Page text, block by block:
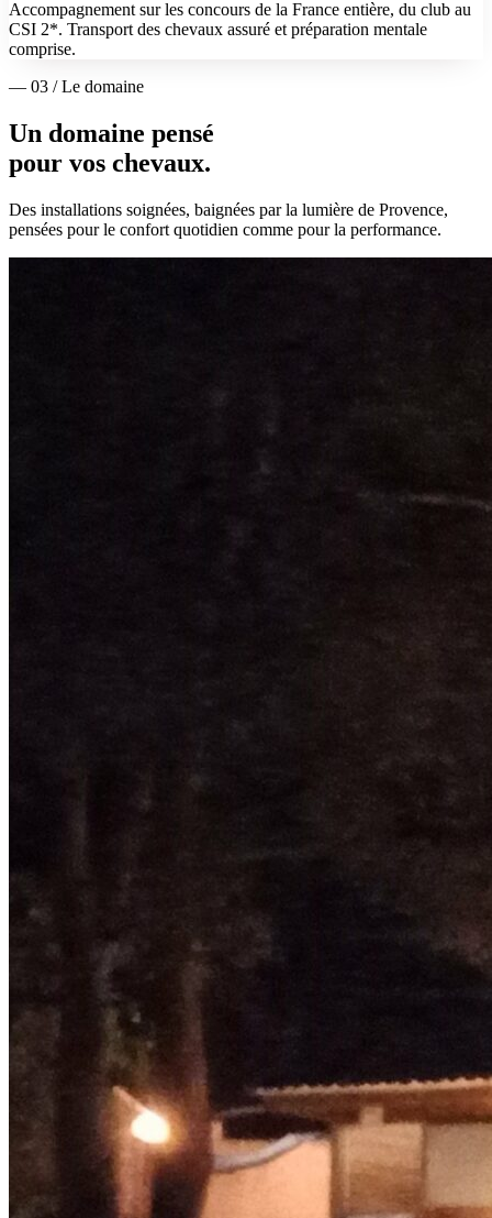
Accompagnement sur les concours de la France entière, du club au
CSI 2*. Transport des chevaux assuré et préparation mentale
comprise.
— 03 / Le domaine
Un domaine pensé
pour vos chevaux.
Des installations soignées, baignées par la lumière de Provence,
pensées pour le confort quotidien comme pour la performance.